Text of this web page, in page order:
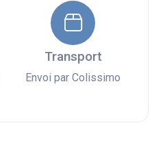
Transport
Envoi par Colissimo